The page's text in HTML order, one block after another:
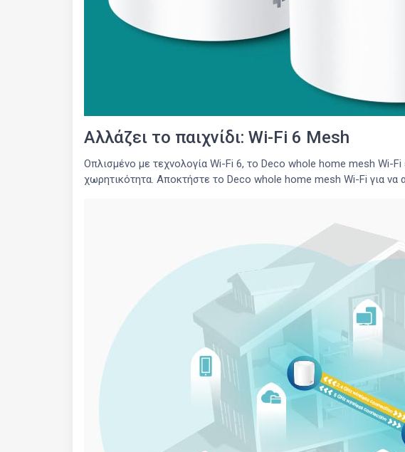
Αλλάζει το παιχνίδι: Wi-Fi 6 Mesh
Οπλισμένο με τεχνολογία Wi-Fi 6, το Deco whole home mesh Wi-
χωρητικότητα. Αποκτήστε το Deco whole home mesh Wi-Fi για